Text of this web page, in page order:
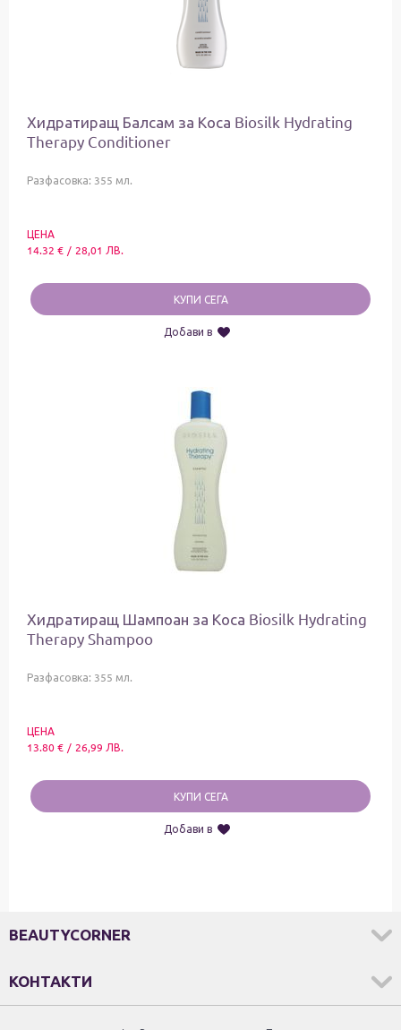
Хидратиращ Балсам за Коса Biosilk Hydrating
Therapy Conditioner
Разфасовка: 355 мл.
ЦЕНА
14.32 € / 28,01 ЛВ.
КУПИ СЕГА
Добави в
Хидратиращ Шампоан за Коса Biosilk Hydrating
Therapy Shampoo
Разфасовка: 355 мл.
ЦЕНА
13.80€ / 26,99 ЛВ.
КУПИ СЕГА
Добави в
BEAUTYCORNER
КОНТАКТИ